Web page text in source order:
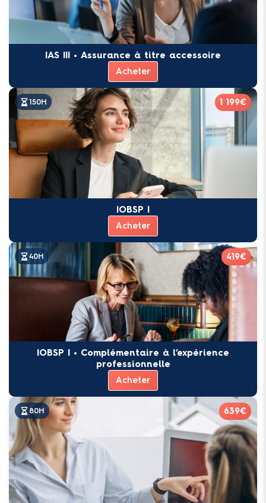
IAS III • Assurance à titre accessoire
Acheter
150H 1 199€
IOBSP I
Acheter
40H 419€
IOBSP I • Complémentaire à l’expérience
professionnelle
Acheter
80H 639€